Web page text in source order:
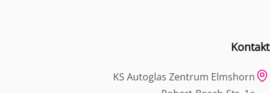
Kontakt
KS Autoglas Zentrum Elmshorn